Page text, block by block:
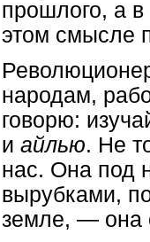
прошлого, а
этом смысле
народам,
говорю:
и айлью. Не
нас. Она под
вырубками,
земле, — она